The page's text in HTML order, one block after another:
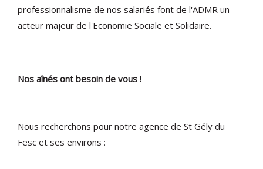
professionnalisme de nos salariés font de l'ADMR un
acteur majeur de l'Economie Sociale et Solidaire.
Nos aînés ont besoin de vous !
Nous recherchons pour notre agence de St Gély du
Fesc et ses environs :